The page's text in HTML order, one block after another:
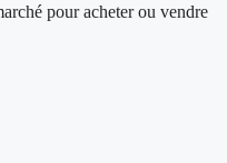
pour acheter ou vendre